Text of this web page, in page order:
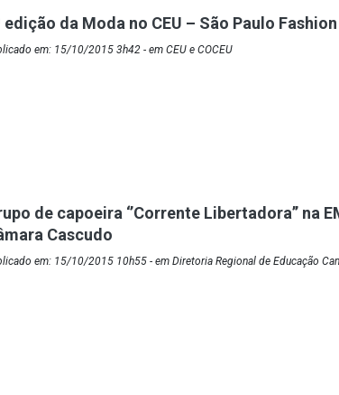
edição da Moda no CEU – São Paulo
em: 15/10/2015 3h42 - em CEU e COCEU
de capoeira ‘’Corrente Libertadora’’ na
Cascudo
em: 15/10/2015 10h55 - em Diretoria Regional de Educação